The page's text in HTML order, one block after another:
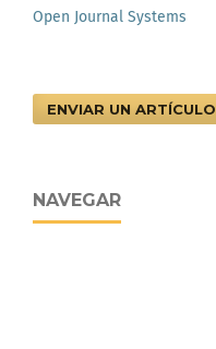
Open Journal Systems
ENVIAR UN ARTÍCULO
NAVEGAR